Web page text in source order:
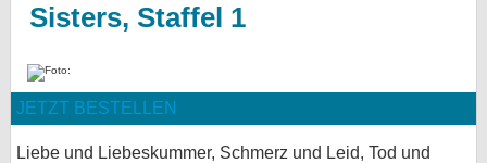
Sisters, Staffel 1
JETZT BESTELLEN
Liebe und Liebeskummer, Schmerz und Leid, Tod und
Veranstaltungen
Gewinnspiele